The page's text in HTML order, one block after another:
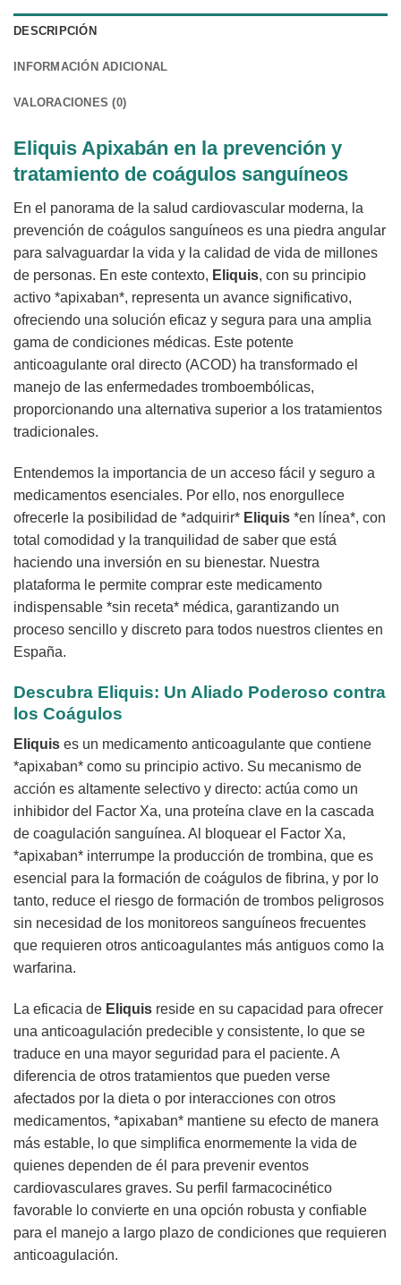
DESCRIPCIÓN
INFORMACIÓN ADICIONAL
VALORACIONES (0)
Eliquis Apixabán en la prevención y
tratamiento de coágulos sanguíneos
En el panorama de la salud cardiovascular moderna, la
prevención de coágulos sanguíneos es una piedra angular
para salvaguardar la vida y la calidad de vida de millones
de personas. En este contexto, Eliquis, con su principio
activo *apixaban*, representa un avance significativo,
ofreciendo una solución eficaz y segura para una amplia
gama de condiciones médicas. Este potente
anticoagulante oral directo (ACOD) ha transformado el
manejo de las enfermedades tromboembólicas,
proporcionando una alternativa superior a los tratamientos
tradicionales.
Entendemos la importancia de un acceso fácil y seguro a
medicamentos esenciales. Por ello, nos enorgullece
ofrecerle la posibilidad de *adquirir* Eliquis *en línea*, con
total comodidad y la tranquilidad de saber que está
haciendo una inversión en su bienestar. Nuestra
plataforma le permite comprar este medicamento
indispensable *sin receta* médica, garantizando un
proceso sencillo y discreto para todos nuestros clientes en
España.
Descubra Eliquis: Un Aliado Poderoso contra
los Coágulos
Eliquis es un medicamento anticoagulante que contiene
*apixaban* como su principio activo. Su mecanismo de
acción es altamente selectivo y directo: actúa como un
inhibidor del Factor Xa, una proteína clave en la cascada
de coagulación sanguínea. Al bloquear el Factor Xa,
*apixaban* interrumpe la producción de trombina, que es
esencial para la formación de coágulos de fibrina, y por lo
tanto, reduce el riesgo de formación de trombos peligrosos
sin necesidad de los monitoreos sanguíneos frecuentes
que requieren otros anticoagulantes más antiguos como la
warfarina.
La eficacia de Eliquis reside en su capacidad para ofrecer
una anticoagulación predecible y consistente, lo que se
traduce en una mayor seguridad para el paciente. A
diferencia de otros tratamientos que pueden verse
afectados por la dieta o por interacciones con otros
medicamentos, *apixaban* mantiene su efecto de manera
más estable, lo que simplifica enormemente la vida de
quienes dependen de él para prevenir eventos
cardiovasculares graves. Su perfil farmacocinético
favorable lo convierte en una opción robusta y confiable
para el manejo a largo plazo de condiciones que requieren
anticoagulación.